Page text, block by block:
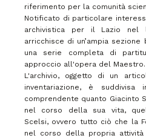
riferimento per la comunità
Notificato di particolare
archivistica per il Lazio nel
arricchisce di un’ampia
una serie completa di
approccio all'opera del Maestro.
L'archivio, oggetto di un
inventariazione, è
comprendente quanto Giacinto
nel corso della sua vita,
Scelsi, ovvero tutto ciò che la
nel corso della propria